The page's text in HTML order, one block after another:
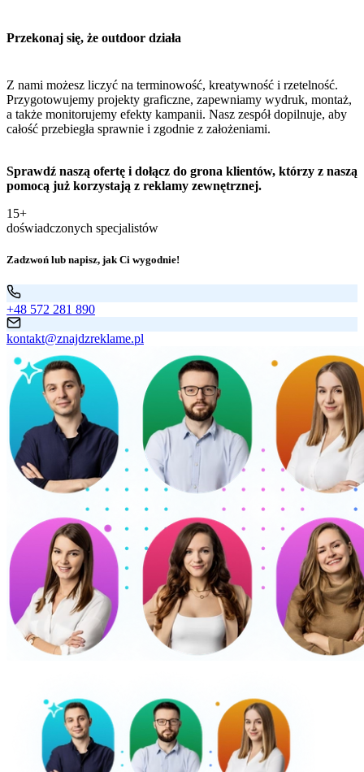
Przekonaj się, że outdoor działa
Z nami możesz liczyć na terminowość, kreatywność i rzetelność.
Przygotowujemy projekty graficzne, zapewniamy wydruk, montaż,
a także monitorujemy efekty kampanii. Nasz zespół dopilnuje, aby
całość przebiegła sprawnie i zgodnie z założeniami.
Sprawdź naszą ofertę i dołącz do grona klientów, którzy z naszą
pomocą już korzystają z reklamy zewnętrznej.
15+
doświadczonych specjalistów
Zadzwoń lub napisz, jak Ci wygodnie!
+48 572 281 890
kontakt@znajdzreklame.pl